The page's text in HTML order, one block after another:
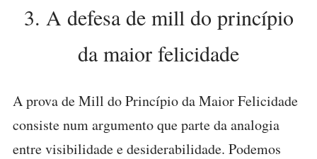
3. A defesa de mill do princípio
da maior felicidade
A prova de Mill do Princípio da Maior Felicidade
consiste num argumento que parte da analogia
entre visibilidade e desiderabilidade. Podemos